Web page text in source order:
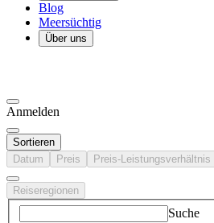
Blog
Meersüchtig
Über uns
Anmelden
Sortieren
Datum
Preis Preis-Leistungsverhältnis
Reiseregionen
Suche